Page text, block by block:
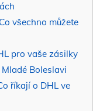
všechno můžete
pro vaše zásilky
Boleslavi
říkají o DHL ve